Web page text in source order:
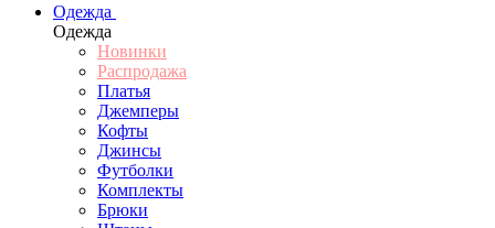
Одежда
Одежда
Новинки
Распродажа
Платья
Джемперы
Кофты
Джинсы
Футболки
Комплекты
Брюки